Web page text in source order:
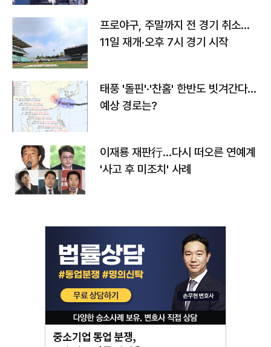
프로야구, 주말까지 전 경기 취소…
11일 재개·오후 7시 경기 시작
태풍 '돌핀'·'찬홈' 한반도 빗겨간다…
예상 경로는?
이재룡 재판行…다시 떠오른 연예계
'사고 후 미조치' 사례